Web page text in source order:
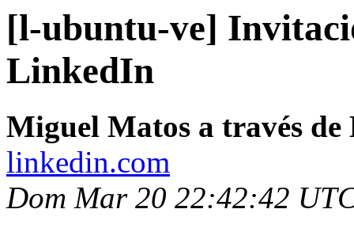
[l-ubuntu-ve]
LinkedIn
Miguel Matos a través
linkedin.com
Dom Mar 20 22:42:42